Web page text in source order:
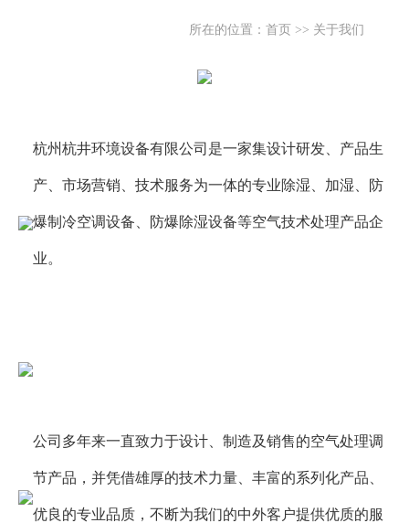
所在的位置： 首页 >> 关于我们
杭州杭井环境设备有限公司是一家集设计研发、产品生
产、市场营销、技术服务为一体的专业除湿、加湿、防
爆制冷空调设备、防爆除湿设备等空气技术处理产品企
业。
公司多年来一直致力于设计、制造及销售的空气处理调
节产品，并凭借雄厚的技术力量、丰富的系列化产品、
优良的专业品质，不断为我们的中外客户提供优质的服